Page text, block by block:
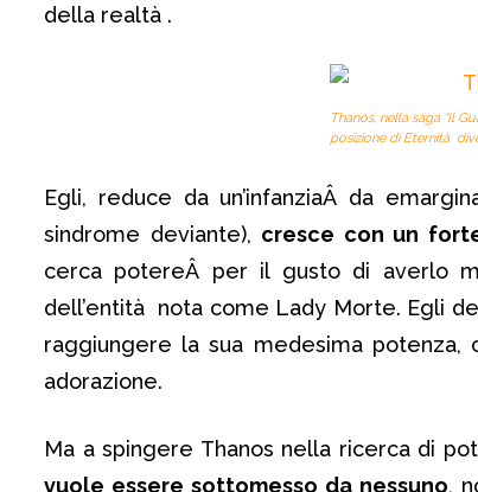
della realtà .
Thanos, nella saga “Il
posizione di Eternità
Egli, reduce da un’infanziaÂ da
sindrome deviante), cresce con un
cerca potereÂ per il gusto di averlo
dell’entità nota come Lady Morte. Egli
raggiungere la sua medesima
adorazione.
Ma a spingere Thanos nella ricerca di
vuole essere sottomesso da nessuno,